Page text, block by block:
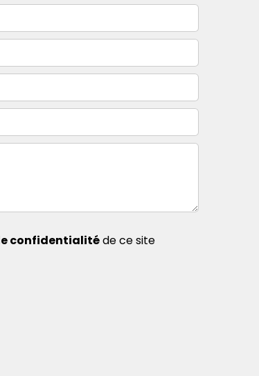
confidentialitéde ce site